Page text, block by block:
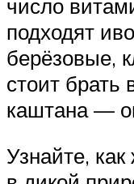
число
подходят
берёзовые,
стоит брать
каштана —
Узнайте,